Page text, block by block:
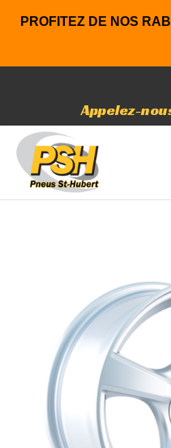
PROFITEZ DE NOS
Appelez-